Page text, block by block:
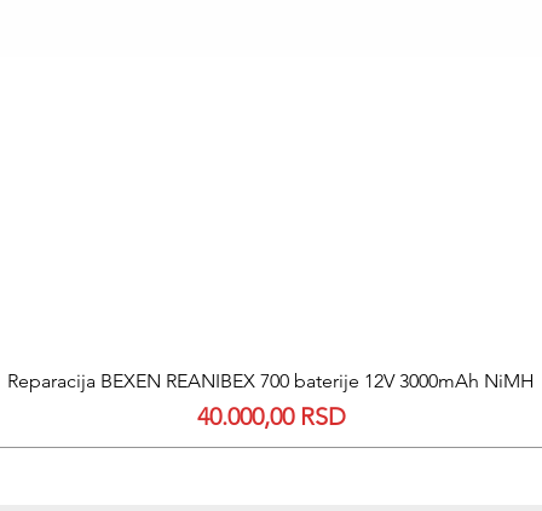
Reparacija BEXEN REANIBEX 700 baterije 12V 3000mAh NiMH
Price
40.000,00 RSD